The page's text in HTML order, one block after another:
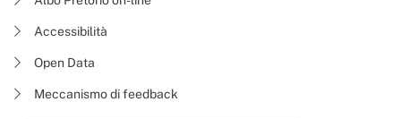
Accessibilità
Open Data
Meccanismo di feedback